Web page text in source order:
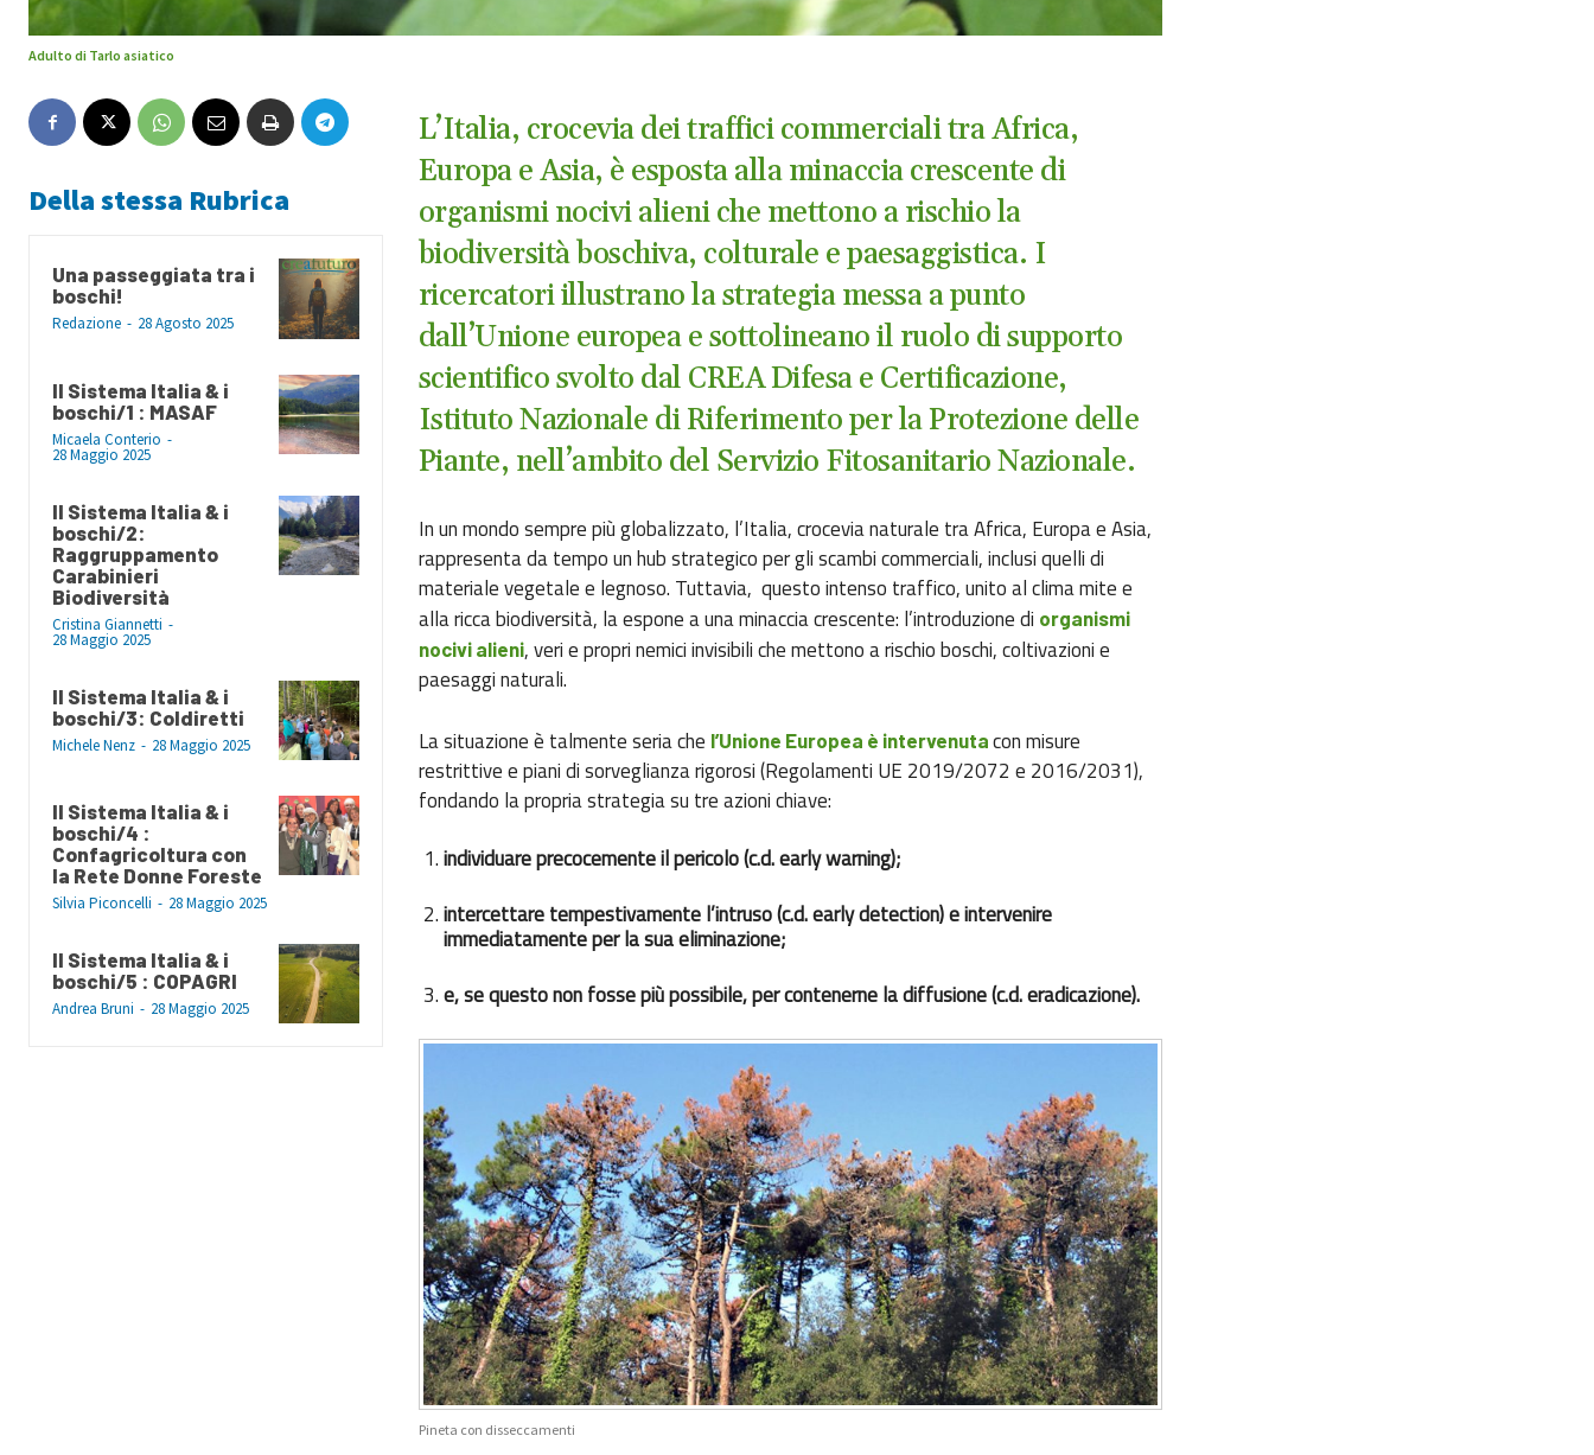
Adulto di Tarlo asiatico
Della stessa Rubrica
Una passeggiata tra i
boschi!
Redazione - 28 Agosto 2025
Il Sistema Italia & i
boschi/1 : MASAF
Micaela Conterio -
28 Maggio 2025
Il Sistema Italia & i
boschi/2:
Raggruppamento
Carabinieri
Biodiversità
Cristina Giannetti -
28 Maggio 2025
Il Sistema Italia & i
boschi/3: Coldiretti
Michele Nenz - 28 Maggio 2025
Il Sistema Italia & i
boschi/4 :
Confagricoltura con
la Rete Donne Foreste
Silvia Piconcelli - 28 Maggio 2025
Il Sistema Italia & i
boschi/5 : COPAGRI
Andrea Bruni - 28 Maggio 2025
L’Italia, crocevia dei traffici commerciali tra Africa,
Europa e Asia, è esposta alla minaccia crescente di
organismi nocivi alieni che mettono a rischio la
biodiversità boschiva, colturale e paesaggistica. I
ricercatori illustrano la strategia messa a punto
dall’Unione europea e sottolineano il ruolo di supporto
scientifico svolto dal CREA Difesa e Certificazione,
Istituto Nazionale di Riferimento per la Protezione delle
Piante, nell’ambito del Servizio Fitosanitario Nazionale.
In un mondo sempre più globalizzato, l’Italia, crocevia naturale tra Africa, Europa e Asia,
rappresenta da tempo un hub strategico per gli scambi commerciali, inclusi quelli di
materiale vegetale e legnoso. Tuttavia, questo intenso traffico, unito al clima mite e
alla ricca biodiversità, la espone a una minaccia crescente: l’introduzione di organismi
nocivi alieni, veri e propri nemici invisibili che mettono a rischio boschi, coltivazioni e
paesaggi naturali.
La situazione è talmente seria che l’Unione Europea è intervenuta con misure
restrittive e piani di sorveglianza rigorosi (Regolamenti UE 2019/2072 e 2016/2031),
fondando la propria strategia su tre azioni chiave:
individuare precocemente il pericolo (c.d. early warning);
intercettare tempestivamente l’intruso (c.d. early detection) e intervenire
immediatamente per la sua eliminazione;
e, se questo non fosse più possibile, per contenerne la diffusione (c.d. eradicazione).
Pineta con disseccamenti